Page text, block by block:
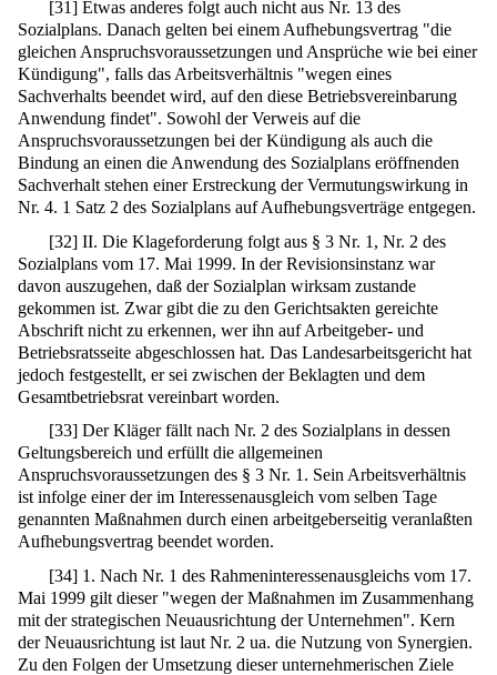
[31] Etwas anderes folgt auch nicht aus Nr. 13 des
Sozialplans. Danach gelten bei einem Aufhebungsvertrag "die
gleichen Anspruchsvoraussetzungen und Ansprüche wie bei einer
Kündigung", falls das Arbeitsverhältnis "wegen eines
Sachverhalts beendet wird, auf den diese Betriebsvereinbarung
Anwendung findet". Sowohl der Verweis auf die
Anspruchsvoraussetzungen bei der Kündigung als auch die
Bindung an einen die Anwendung des Sozialplans eröffnenden
Sachverhalt stehen einer Erstreckung der Vermutungswirkung in
Nr. 4. 1 Satz 2 des Sozialplans auf Aufhebungsverträge entgegen.
[32] II. Die Klageforderung folgt aus § 3 Nr. 1, Nr. 2 des
Sozialplans vom 17. Mai 1999. In der Revisionsinstanz war
davon auszugehen, daß der Sozialplan wirksam zustande
gekommen ist. Zwar gibt die zu den Gerichtsakten gereichte
Abschrift nicht zu erkennen, wer ihn auf Arbeitgeber- und
Betriebsratsseite abgeschlossen hat. Das Landesarbeitsgericht hat
jedoch festgestellt, er sei zwischen der Beklagten und dem
Gesamtbetriebsrat vereinbart worden.
[33] Der Kläger fällt nach Nr. 2 des Sozialplans in dessen
Geltungsbereich und erfüllt die allgemeinen
Anspruchsvoraussetzungen des § 3 Nr. 1. Sein Arbeitsverhältnis
ist infolge einer der im Interessenausgleich vom selben Tage
genannten Maßnahmen durch einen arbeitgeberseitig veranlaßten
Aufhebungsvertrag beendet worden.
[34] 1. Nach Nr. 1 des Rahmeninteressenausgleichs vom 17.
Mai 1999 gilt dieser "wegen der Maßnahmen im Zusammenhang
mit der strategischen Neuausrichtung der Unternehmen". Kern
der Neuausrichtung ist laut Nr. 2 ua. die Nutzung von Synergien.
Zu den Folgen der Umsetzung dieser unternehmerischen Ziele